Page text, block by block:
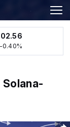
-0.40%
Solana-